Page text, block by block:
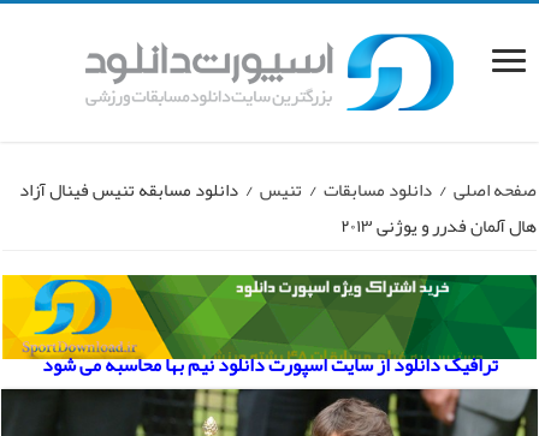
صفحه اصلی / دانلود مسابقات / تنیس / دانلود مسابقه تنیس فینال آزاد
هال آلمان فدرر و یوژنی ۲۰۱۳
ترافیک دانلود از سایت اسپورت دانلود نیم بها محاسبه می شود